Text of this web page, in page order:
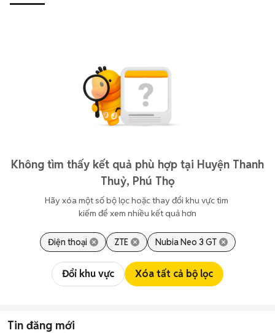
Không tìm thấy kết quả phù hợp tại Huyện Thanh
Thuỷ, Phú Thọ
Hãy xóa một số bộ lọc hoặc thay đổi khu vực tìm
kiếm để xem nhiều kết quả hơn
Điện thoại ZTE Nubia Neo 3 GT
Đổi khu vực Xóa tất cả bộ lọc
Tin đăng mới